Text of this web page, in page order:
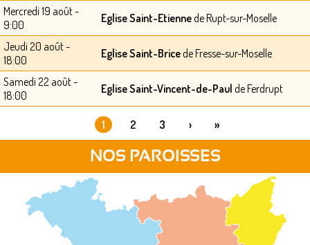
Mercredi 19 août -
9:00
Eglise Saint-Etiennede Rupt-sur-Moselle
Jeudi 20 août -
18:00
Eglise Saint-Bricede Fresse-sur-Moselle
Samedi 22 août -
18:00
Eglise Saint-Vincent-de-Paul de Ferdrupt
1 2 3 › »
NOS PAROISSES